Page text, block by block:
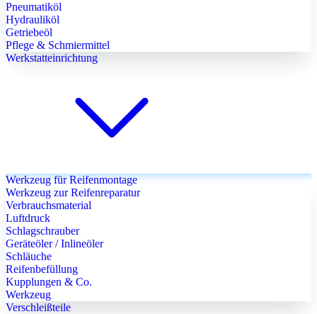
Pneumatiköl
Hydrauliköl
Getriebeöl
Pflege & Schmiermittel
Werkstatteinrichtung
Werkzeug für Reifenmontage
Werkzeug zur Reifenreparatur
Verbrauchsmaterial
Luftdruck
Schlagschrauber
Geräteöler / Inlineöler
Schläuche
Reifenbefüllung
Kupplungen & Co.
Werkzeug
Verschleißteile